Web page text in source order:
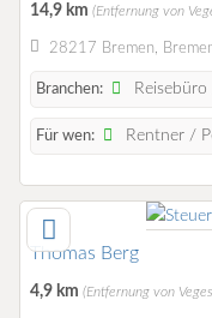
14,9 km (Entfernung von
28217 Bremen,
Branchen:
Für wen: Rentner /
Thomas Berg
4,9 km (Entfernung von